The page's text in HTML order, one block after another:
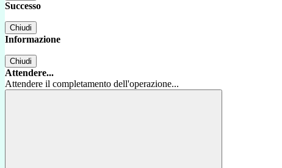
Successo
Chiudi
Informazione
Chiudi
Attendere...
Attendere il completamento dell'operazione...